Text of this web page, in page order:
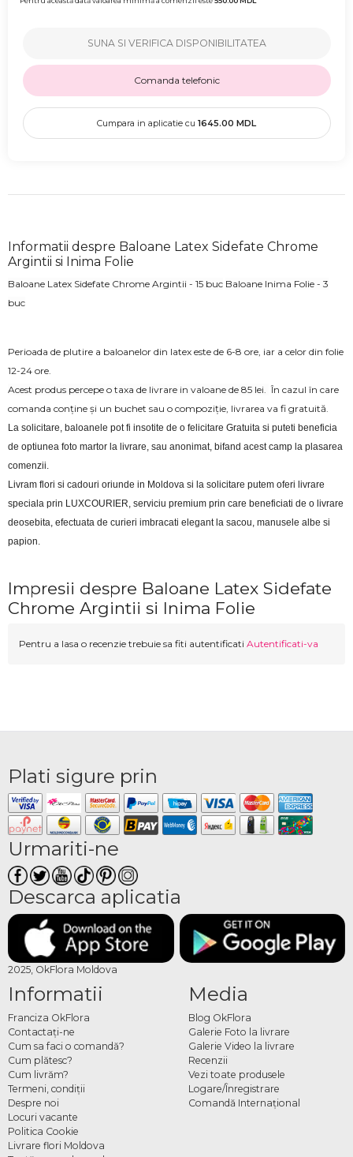
SUNA SI VERIFICA DISPONIBILITATEA
Comanda telefonic
Cumpara in aplicatie cu 1645.00 MDL
Informatii despre Baloane Latex Sidefate Chrome
Argintii si Inima Folie
Baloane Latex Sidefate Chrome Argintii - 15 buc Baloane Inima Folie - 3
buc
Perioada de plutire a baloanelor din latex este de 6-8 ore, iar a celor din folie
12-24 ore.
Acest produs percepe o taxa de livrare in valoane de 85 lei.
În cazul în care
comanda conține și un buchet sau o compoziție, livrarea va fi gratuită.
La solicitare, baloanele pot fi insotite de o felicitare Gratuita si puteti beneficia
de optiunea foto martor la livrare, sau anonimat, bifand acest camp la plasarea
comenzii.
Livram flori si cadouri oriunde in Moldova si la solicitare putem oferi livrare
speciala prin LUXCOURIER, serviciu premium prin care beneficiati de o livrare
deosebita, efectuata de curieri imbracati elegant la sacou, manusele albe si
papion.
Impresii despre Baloane Latex Sidefate
Chrome Argintii si Inima Folie
Pentru a lasa o recenzie trebuie sa fiti autentificati Autentificati-va
Plati sigure prin
Urmariti-ne
Descarca aplicatia
2025, OkFlora Moldova
Informatii
Franciza OkFlora
Contactaţi-ne
Cum sa faci o comandă?
Cum plătesc?
Cum livrăm?
Termeni, condiţii
Despre noi
Locuri vacante
Politica Cookie
Livrare flori Moldova
Media
Blog OkFlora
Galerie Foto la livrare
Galerie Video la livrare
Recenzii
Vezi toate produsele
Logare/Înregistrare
Comandă Internațional